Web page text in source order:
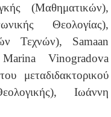
(Μαθηματικών),
Θεολογίας),
Τεχνών), Samaan
Vinogradova
μεταδιδακτορικού
Ιωάννη